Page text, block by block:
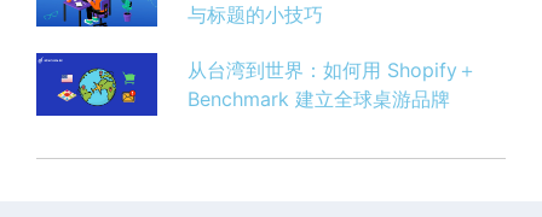
与标题的小技巧
从台湾到世界：如何用 Shopify＋
Benchmark 建立全球桌游品牌